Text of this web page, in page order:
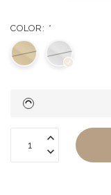
COLOR: *